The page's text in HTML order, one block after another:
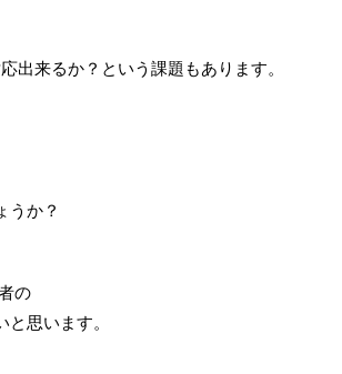
出来るか？という課題もあります。
うか？
の
思います。